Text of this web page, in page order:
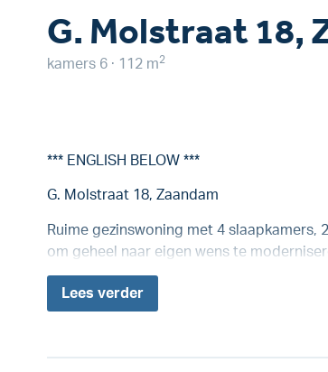
G. Molstraat 18,
kamers 6 · 112 m2
*** ENGLISH BELOW ***
G. Molstraat 18, Zaandam
Ruime gezinswoning met 4
om geheel naar eigen wens te
Lees verder